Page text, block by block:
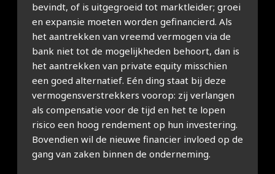
bevindt, of is uitgegroeid tot marktleider; groei
en expansie moeten worden gefinancierd. Als
het aantrekken van vreemd vermogen via de
bank niet tot de mogelijkheden behoort, dan is
het aantrekken van private equity misschien
een goed alternatief. Eén ding staat bij deze
vermogensverstrekkers voorop: zij verlangen
als compensatie voor de tijd en het te lopen
risico een hoog rendement op hun investering.
Bovendien wil de nieuwe financier invloed op de
gang van zaken binnen de onderneming.